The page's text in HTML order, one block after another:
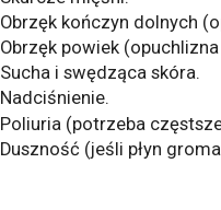
Obrzęk kończyn dolnych
Obrzęk powiek
Sucha i swędząca skóra.
Nadciśnienie.
Poliuria (potrzeba
Duszność (jeśli płyn